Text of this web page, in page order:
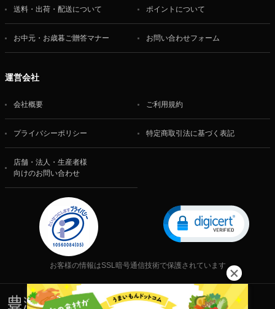
送料・出荷・配送について ポイントについて
お中元・お歳暮ご贈答マナー お問い合わせフォーム
運営会社
会社概要 ご利用規約
プライバシーポリシー 特定商取引法に基づく表記
店舗・法人・生産者様
向けのお問い合わせ
お客様の情報はSSL暗号通信技術で保護されています